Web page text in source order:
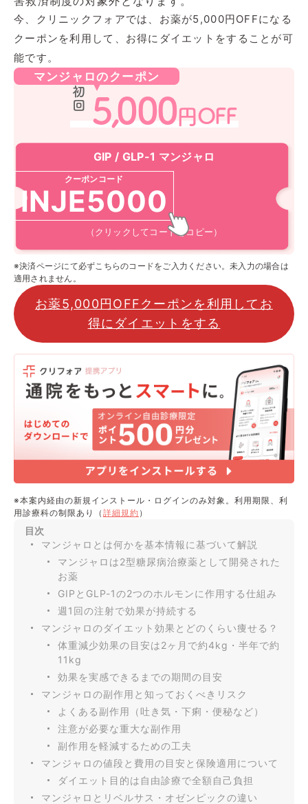
今、クリニックフォアでは、お薬が5,000円OFFになる
クーポンを利用して、お得にダイエットをすることが可
能です。
マンジャロのクーポン
初回 5,000円OFF
GIP / GLP-1 マンジャロ
クーポンコード
INJE5000
（クリックしてコードをコピー）
※決済ページにて必ずこちらのコードをご入力ください。未入力の場合は
適用されません。
お薬5,000円OFFクーポンを利用してお
得にダイエットをする
※本案内経由の新規インストール・ログインのみ対象。利用期限、利
用診療科の制限あり（ 詳細規約 ）
目次
マンジャロとは何かを基本情報に基づいて解説
マンジャロは2型糖尿病治療薬として開発された
お薬
GIPとGLP-1の2つのホルモンに作用する仕組み
週1回の注射で効果が持続する
マンジャロのダイエット効果とどのくらい痩せる？
体重減少効果の目安は2ヶ月で約4kg・半年で約
11kg
効果を実感できるまでの期間の目安
マンジャロの副作用と知っておくべきリスク
よくある副作用（吐き気・下痢・便秘など）
注意が必要な重大な副作用
副作用を軽減するための工夫
マンジャロの値段と費用の目安と保険適用について
ダイエット目的は自由診療で全額自己負担
マンジャロとリベルサス・オゼンピックの違い